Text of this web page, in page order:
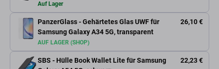
Auf Lager
PanzerGlass - Gehärtetes Glas UWF für
Samsung Galaxy A34 5G, transparent
26,10 €
AUF LAGER (SHOP)
SBS - Hülle Book Wallet Lite für Samsung
22,23 €